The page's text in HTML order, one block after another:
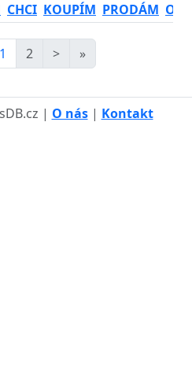
CHCI KOUPÍM PRODÁM
1 2 > »
| O nás| Kontakt